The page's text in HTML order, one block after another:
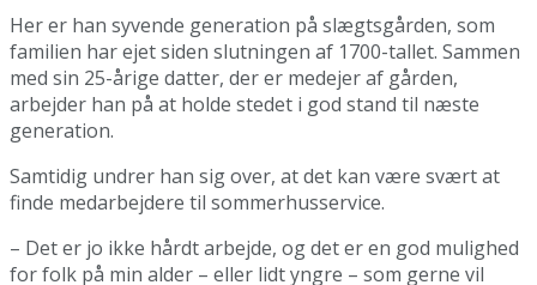
Her er han syvende generation på slægtsgården, som
familien har ejet siden slutningen af 1700-tallet. Sammen
med sin 25-årige datter, der er medejer af gården,
arbejder han på at holde stedet i god stand til næste
generation.
Samtidig undrer han sig over, at det kan være svært at
finde medarbejdere til sommerhusservice.
– Det er jo ikke hårdt arbejde, og det er en god mulighed
for folk på min alder – eller lidt yngre – som gerne vil